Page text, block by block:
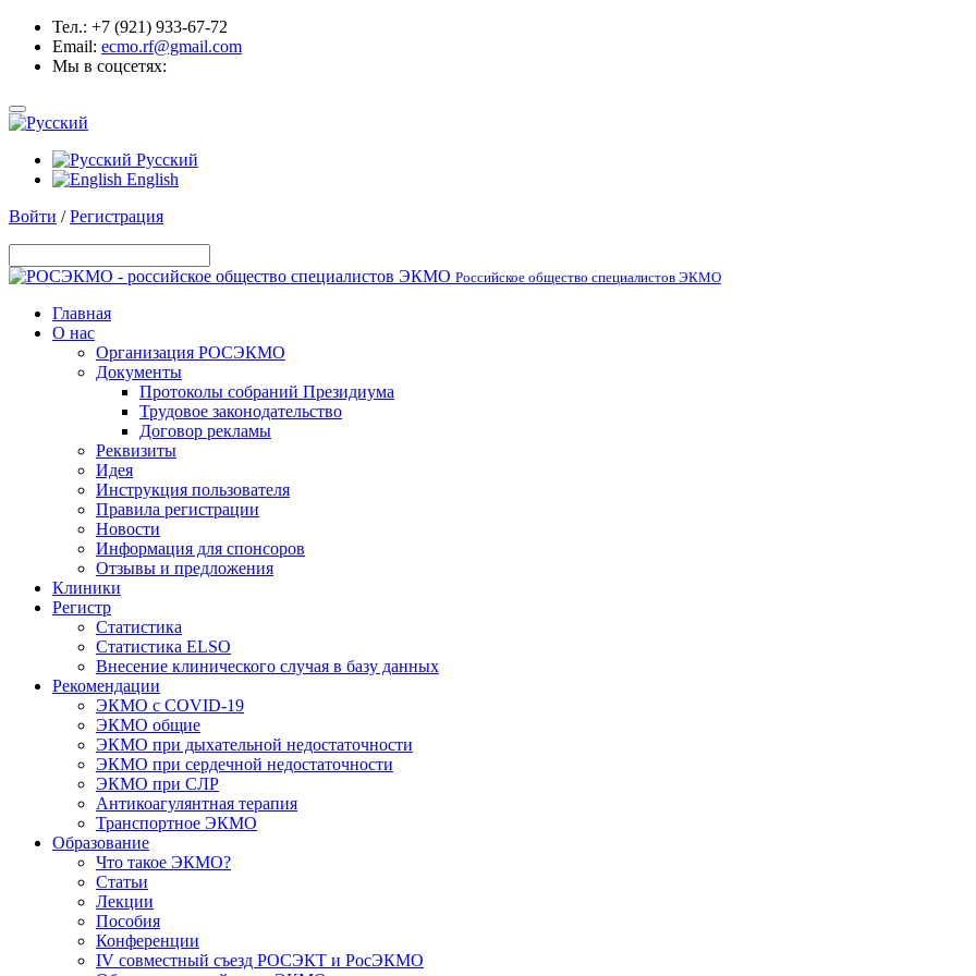
Тел.: +7 (921) 933-67-72
Email: ecmo.rf@gmail.com
Мы в соцсетях:
Русский
English
Войти /Регистрация
Российское общество специалистов ЭКМО
Главная
О нас
Организация РОСЭКМО
Документы
Протоколы собраний Президиума
Трудовое законодательство
Договор рекламы
Реквизиты
Идея
Инструкция пользователя
Правила регистрации
Новости
Информация для спонсоров
Отзывы и предложения
Клиники
Регистр
Статистика
Статистика ELSO
Внесение клинического случая в базу данных
Рекомендации
ЭКМО с COVID-19
ЭКМО общие
ЭКМО при дыхательной недостаточности
ЭКМО при сердечной недостаточности
ЭКМО при СЛР
Антикоагулянтная терапия
Транспортное ЭКМО
Образование
Что такое ЭКМО?
Статьи
Лекции
Пособия
Конференции
IV совместный съезд РОСЭКТ и РосЭКМО